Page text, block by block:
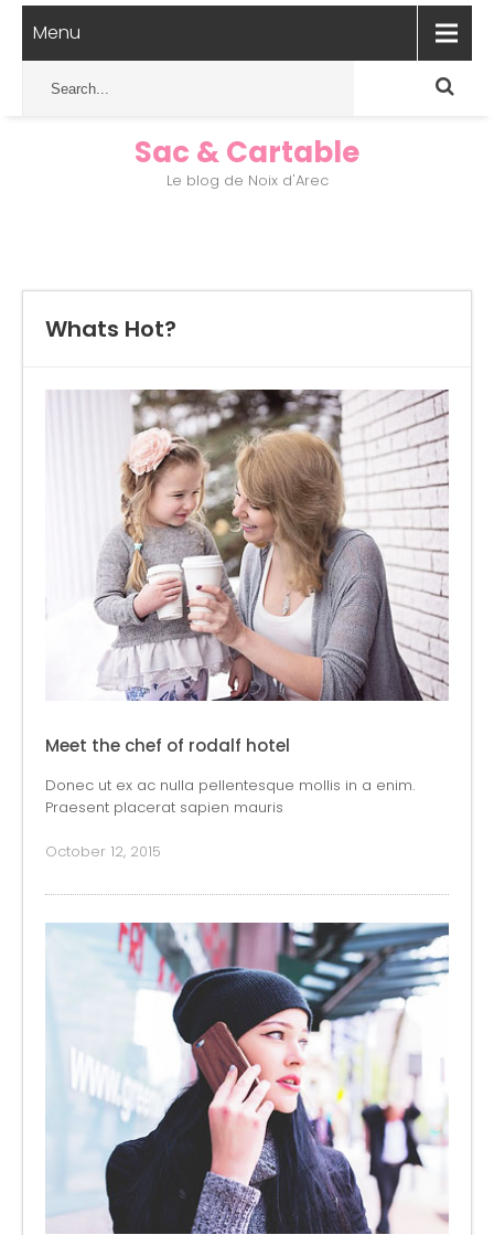
Menu
Sac & Cartable
Le blog de Noix d'Arec
Whats Hot?
Meet the chef of rodalf hotel
Donec ut ex ac nulla pellentesque mollis in a enim.
Praesent placerat sapien mauris
October 12, 2015